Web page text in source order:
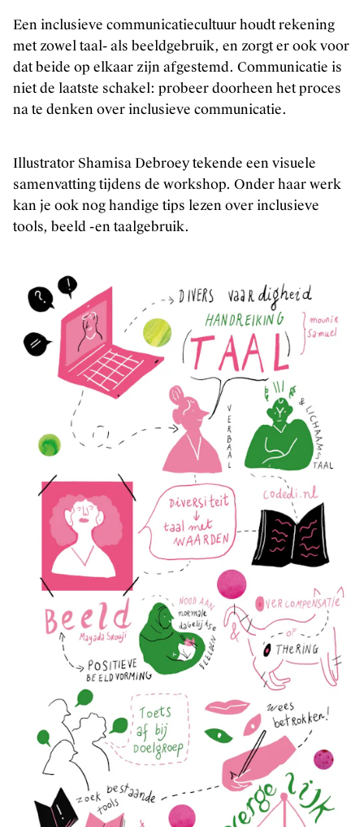
Een inclusieve communicatiecultuur houdt rekening
met zowel taal- als beeldgebruik, en zorgt er ook voor
dat beide op elkaar zijn afgestemd. Communicatie is
niet de laatste schakel: probeer doorheen het proces
na te denken over inclusieve communicatie.
Illustrator Shamisa Debroey tekende een visuele
samenvatting tijdens de workshop. Onder haar werk
kan je ook nog handige tips lezen over inclusieve
tools, beeld -en taalgebruik.